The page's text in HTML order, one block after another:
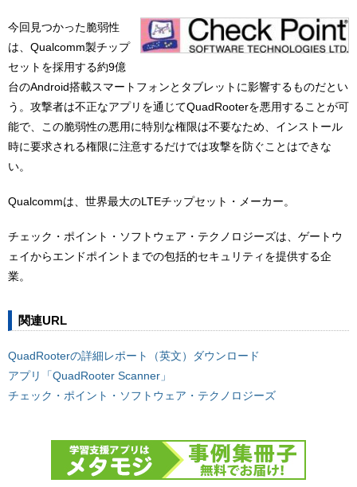
今回見つかった脆弱性
は、Qualcomm製チップ
セットを採用する約9億
台のAndroid搭載スマートフォンとタブレットに影響するものだとい
う。攻撃者は不正なアプリを通じてQuadRooterを悪用することが可
能で、この脆弱性の悪用に特別な権限は不要なため、インストール
時に要求される権限に注意するだけでは攻撃を防ぐことはできな
い。
Qualcommは、世界最大のLTEチップセット・メーカー。
チェック・ポイント・ソフトウェア・テクノロジーズは、ゲートウ
ェイからエンドポイントまでの包括的セキュリティを提供する企
業。
関連URL
QuadRooterの詳細レポート（英文）ダウンロード
アプリ「QuadRooter Scanner」
チェック・ポイント・ソフトウェア・テクノロジーズ